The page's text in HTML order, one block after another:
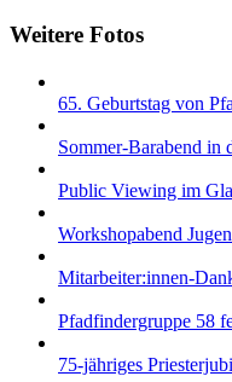
Weitere Fotos
65. Geburtstag von
Sommer-Barabend in
Public Viewing im
Workshopabend
Mitarbeiter:innen-
Pfadfindergruppe 58
75-jähriges